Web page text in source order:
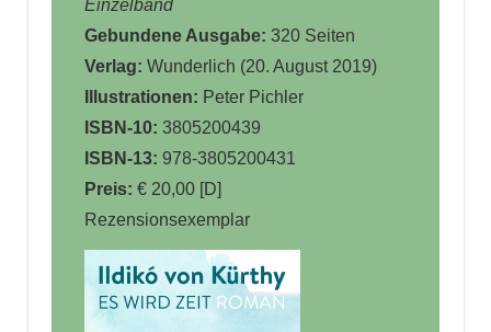
Einzelband
Gebundene Ausgabe: 320 Seiten
Verlag: Wunderlich (20. August 2019)
Illustrationen: Peter Pichler
ISBN-10: 3805200439
ISBN-13: 978-3805200431
Preis: € 20,00 [D]
Rezensionsexemplar